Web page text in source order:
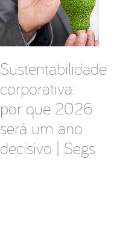
Sustentabilidade
corporativa:
por que 2026
será um ano
decisivo | Segs